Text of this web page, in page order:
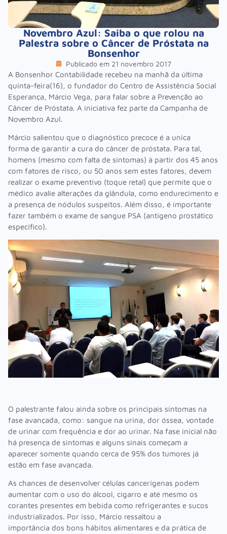
Novembro Azul: Saiba o que rolou na
Palestra sobre o Câncer de Próstata na
Bonsenhor
Publicado em 21 novembro 2017
A Bonsenhor Contabilidade recebeu na manhã da última
quinta-feira(16), o fundador do Centro de Assistência Social
Esperança, Márcio Vega, para falar sobre a Prevenção ao
Câncer de Próstata. A iniciativa fez parte da Campanha de
Novembro Azul.
Márcio salientou que o diagnóstico precoce é a unica
forma de garantir a cura do câncer de próstata. Para tal,
homens (mesmo com falta de sintomas) à partir dos 45 anos
com fatores de risco, ou 50 anos sem estes fatores, devem
realizar o exame preventivo (toque retal) que permite que o
médico avalie alterações da glândula, como endurecimento e
a presença de nódulos suspeitos. Além disso, é importante
fazer também o exame de sangue PSA (antígeno prostático
específico).
O palestrante falou ainda sobre os principais sintomas na
fase avançada, como: sangue na urina, dor óssea, vontade
de urinar com frequência e dor ao urinar. Na fase inicial não
há presença de sintomas e alguns sinais começam a
aparecer somente quando cerca de 95% dos tumores já
estão em fase avançada.
As chances de desenvolver células cancerígenas podem
aumentar com o uso do álcool, cigarro e até mesmo os
corantes presentes em bebida como refrigerantes e sucos
industrializados. Por isso, Márcio ressaltou a
importância dos bons hábitos alimentares e da prática de